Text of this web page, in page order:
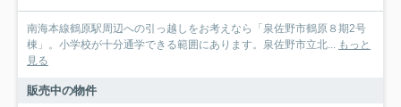
南海本線鶴原駅周辺への引っ越しをお考えなら「泉佐野市鶴原８期2号
棟」。小学校が十分通学できる範囲にあります。泉佐野市立北... もっと
見る
販売中の物件